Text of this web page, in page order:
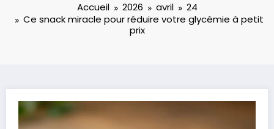
Accueil 2026 avril
24
Ce snack miracle pour réduire votre glycémie à petit
prix